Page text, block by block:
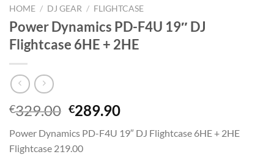
HOME / DJ GEAR / FLIGHTCASE
Power Dynamics PD-F4U 19″ DJ
Flightcase 6HE + 2HE
€329.00 Oorspronkelijke
was:
€289.90Huidige
is:
Power Dynamics PD-F4U 19″ DJ Flightcase 6HE + 2HE
Flightcase 219.00